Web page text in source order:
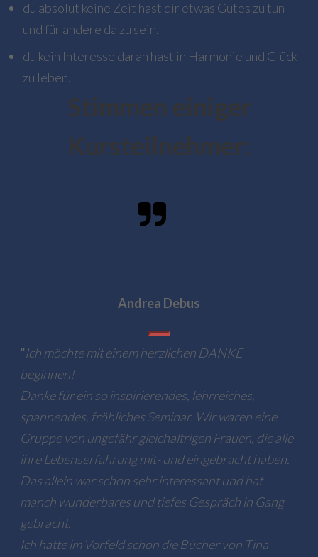
du absolut keine Zeit hast dir etwas Gutes zu tun
und für andere da zu sein.
du kein Interesse daran hast in Harmonie und Glück
zu leben.
Stimmen einiger
Kursteilnehmer:
Andrea Debus
"Ich möchte mit einem herzlichen DANKE
beginnen!
Danke für ein so inspirierendes, lehrreiches,
spannendes, fröhliches Seminar. Wir waren eine
Gruppe von ungefähr gleichaltrigen Frauen, die alle
ihre Lebenserfahrung mit- und eingebracht haben.
Das allein war schon sehr interessant und hat
manch wunderbares und tiefes Gespräch in Gang
gebracht.
Ich hatte im Vorfeld schon die Bücher von Tina